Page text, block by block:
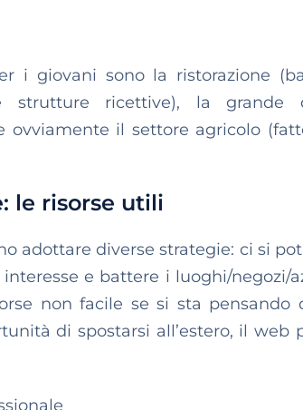
i giovani sono la ristorazione
strutture ricettive), la grande
il settore agricolo
le risorse utili
adottare diverse strategie: ci si
e battere i luoghi/negozi/
non facile se si sta pensando
di spostarsi all’estero, il web